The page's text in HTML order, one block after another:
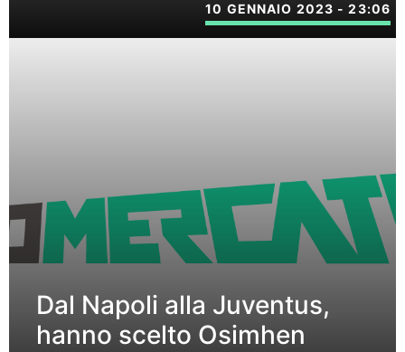
10 GENNAIO 2023 - 23:06
Dal Napoli alla Juventus,
hanno scelto Osimhen